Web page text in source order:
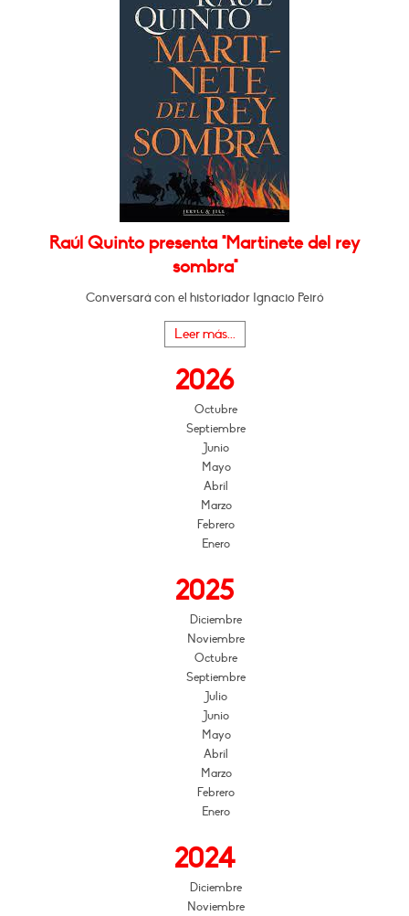
Raúl Quinto presenta "Martinete del rey
sombra"
Conversará con el historiador Ignacio Peiró
Leer más...
2026
Octubre
Septiembre
Junio
Mayo
Abril
Marzo
Febrero
Enero
2025
Diciembre
Noviembre
Octubre
Septiembre
Julio
Junio
Mayo
Abril
Marzo
Febrero
Enero
2024
Diciembre
Noviembre